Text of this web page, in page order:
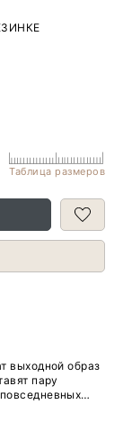
Таблица размеров
выходной образ
пару
В составе
посадки.